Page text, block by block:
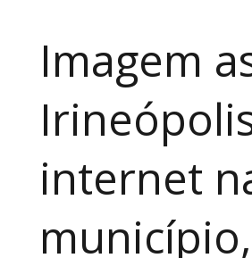
Imagem
internet